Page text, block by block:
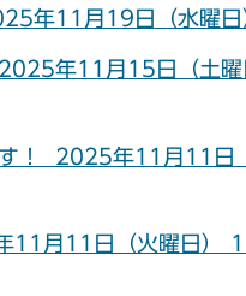
年11月19日（水曜日
年11月15日（土曜
す！ 2025年11月11日
11月11日（火曜日）